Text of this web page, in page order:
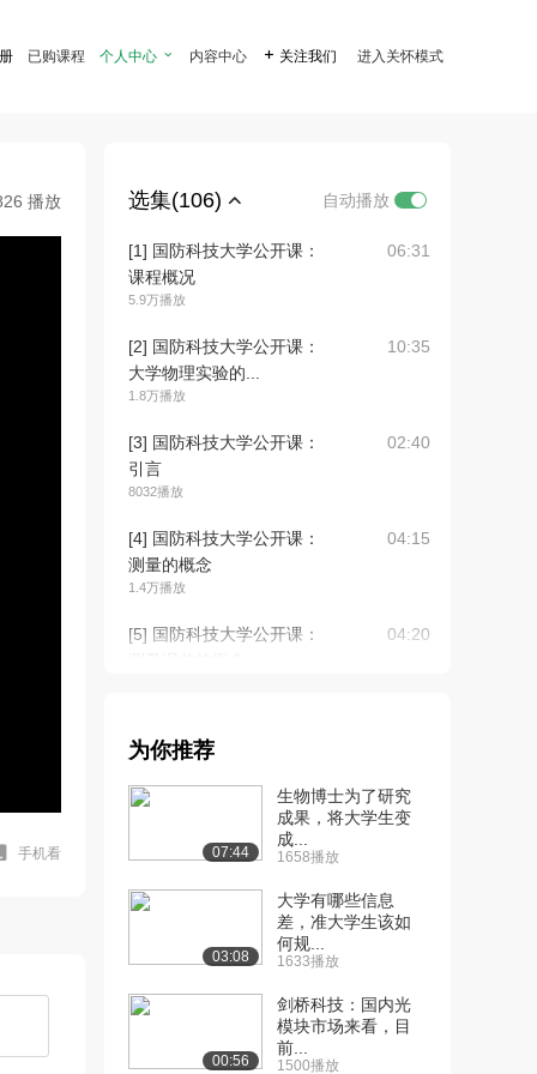
已购课程 个人中心  内容中心  关注我们 进入关怀模式
播放
手机看
选集(106) 自动播放
[1] 国防科技大学公开课：
课程概况
5.9万播放
06:31
[2] 国防科技大学公开课：
大学物理实验的...
1.8万播放
10:35
[3] 国防科技大学公开课：
引言
8032播放
02:40
[4] 国防科技大学公开课：
测量的概念
1.4万播放
04:15
[5] 国防科技大学公开课：
04:20
误差的分类及产...
[7] 国防科技大学公开课：
发现系统误差的...
04:47
[8] 国防科技大学公开课：
消除系统误差的...
07:22
[9] 国防科技大学公开课：
4087播放
02:50
为你推荐
07:44
生物博士为了研究
成果，将大学生变
成...
1658播放
03:08
大学有哪些信息
差，准大学生该如
何规...
1633播放
00:56
剑桥科技：国内光
模块市场来看，目
前...
1500播放